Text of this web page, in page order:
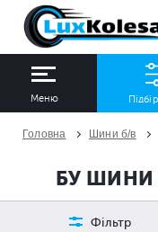
Меню
Головна Шини б/в
БУ ШИНИ
Фільтр